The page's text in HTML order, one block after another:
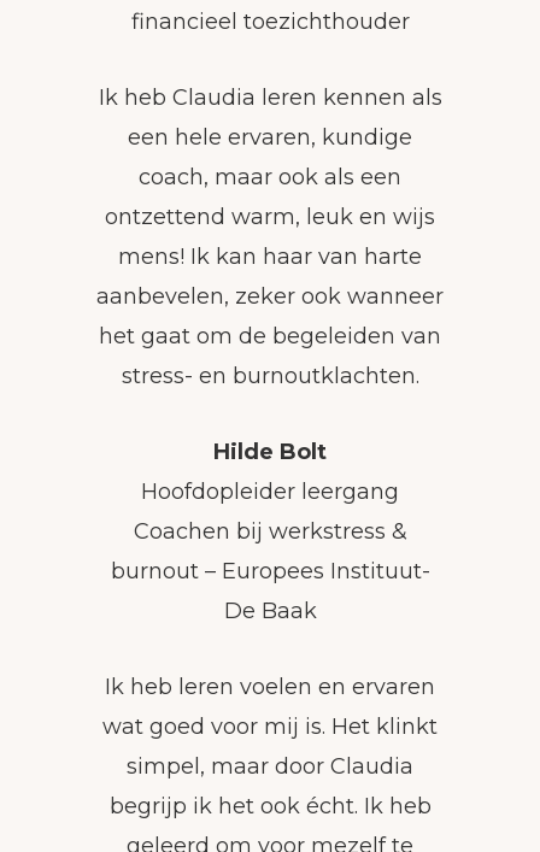
financieel toezichthouder
Ik heb Claudia leren kennen als
een hele ervaren, kundige
coach, maar ook als een
ontzettend warm, leuk en wijs
mens! Ik kan haar van harte
aanbevelen, zeker ook wanneer
het gaat om de begeleiden van
stress- en burnoutklachten.
Hilde Bolt
Hoofdopleider leergang
Coachen bij werkstress &
burnout – Europees Instituut-
De Baak
Ik heb leren voelen en ervaren
wat goed voor mij is. Het klinkt
simpel, maar door Claudia
begrijp ik het ook écht. Ik heb
geleerd om voor mezelf te